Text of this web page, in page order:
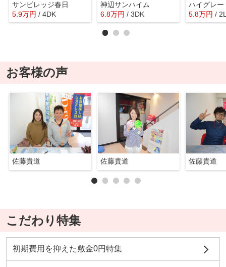
サンビレッジ春日
5.9万円 / 4DK
神辺サンハイム
6.8万円 / 3DK 5.8万円 /
お客様の声
佐藤貴道 佐藤貴道 佐藤貴道
こだわり特集
初期費用を抑えた敷金0円特集